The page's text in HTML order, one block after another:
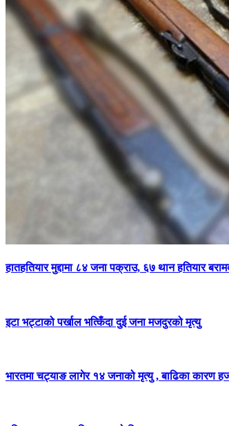
हातहतियार मुद्दामा ८४ जना पक्राउ, ६७ थान हतियार
इटा भट्टाको पर्खाल भत्किँदा दुई जना मजदुरको मृत्यु
भारतमा चट्याङ लागेर १४ जनाको मृत्यु , बाढिका कारण